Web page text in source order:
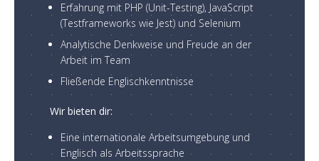
Erfahrung mit PHP (Unit-Testing), JavaScript
(Testframeworks wie Jest) und Selenium
Analytische Denkweise und Freude an der
Arbeit im Team
Fließende Englischkenntnisse
Wir bieten dir:
Eine internationale Arbeitsumgebung und
Englisch als Arbeitssprache